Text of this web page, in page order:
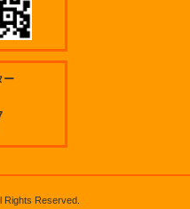
ー
Rights Reserved.